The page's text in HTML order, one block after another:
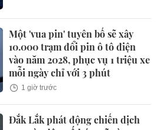
Một 'vua pin' tuyên bố sẽ xây
10.000 trạm đổi pin ô tô điện
vào năm 2028, phục vụ 1 triệu xe
mỗi ngày chỉ với 3 phút
1 giờ trước
Đắk Lắk phát động chiến dịch